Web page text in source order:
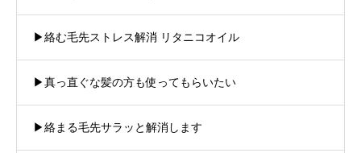
▶︎絡む毛先ストレス解消 リタニコオイル
▶︎真っ直ぐな髪の方も使ってもらいたい
▶︎絡まる毛先サラッと解消します